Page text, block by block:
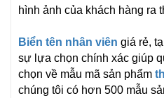
hình ảnh của khách hàng ra
Biển tên nhân viên giá rẻ,
sự lựa chọn chính xác giúp
chọn về mẫu mã sản phẩm
chúng tôi có hơn 500 mẫu